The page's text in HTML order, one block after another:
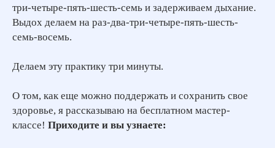
три-четыре-пять-шесть-семь и задерживаем дыхание.
Выдох делаем на раз-два-три-четыре-пять-шесть-
семь-восемь.
Делаем эту практику три минуты.
О том, как еще можно поддержать и сохранить свое
здоровье, я рассказываю на бесплатном мастер-
классе! Приходите и вы узнаете: